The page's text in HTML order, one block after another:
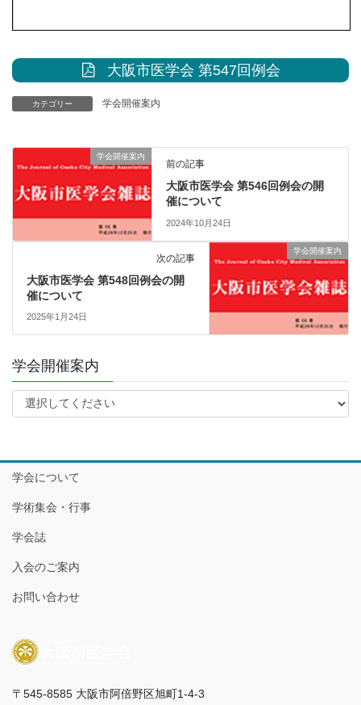
大阪市医学会 第547回例会
カテゴリー 学会開催案内
学会開催案内
前の記事
大阪市医学会 第546回例会の開
催について
2024年10月24日
学会開催案内
次の記事
大阪市医学会 第548回例会の開
催について
2025年1月24日
学会開催案内
学会について
学術集会・行事
学会誌
入会のご案内
お問い合わせ
〒545-8585 大阪市阿倍野区旭町1-4-3